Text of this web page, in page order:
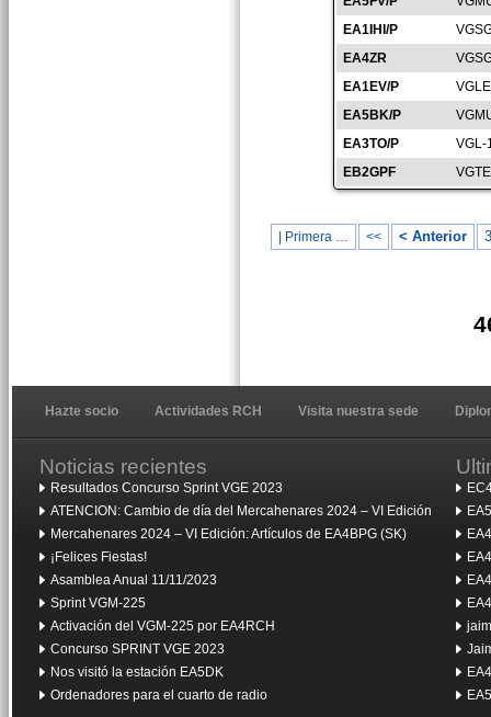
EA1IHI/P
EA4ZR
EA1EV/P
EA5BK/P
EA3TO/P
VGL-
EB2GPF
| Primera … << < Anterior
Hazte socio Actividades RCH Visita nuestra sede
Noticias recientes
Resultados Concurso Sprint VGE 2023
ATENCION: Cambio de día del Mercahenares 2024 – VI Edición
Mercahenares 2024 – VI Edición: Artículos de EA4BPG (SK)
¡Felices Fiestas!
Asamblea Anual 11/11/2023
Sprint VGM-225
Activación del VGM-225 por EA4RCH
Concurso SPRINT VGE 2023
Nos visitó la estación EA5DK
Ordenadores para el cuarto de radio